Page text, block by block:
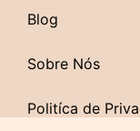
Blog
Sobre Nós
Politíca de